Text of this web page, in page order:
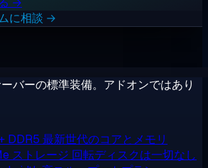
に相談 →
バーの標準装備。アドオンではあり
DDR5 最新世代のコアとメモリ
ストレージ 回転ディスクは一切なし